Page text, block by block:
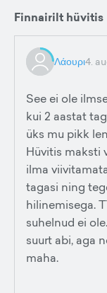
Finnairilt hüvitis
Λάουρι4.
See ei ole
kui 2 aastat
üks mu pikk
Hüvitis maksti
ilma
tagasi ning
hilinemisega.
suhelnud ei
suurt abi, aga
maha.